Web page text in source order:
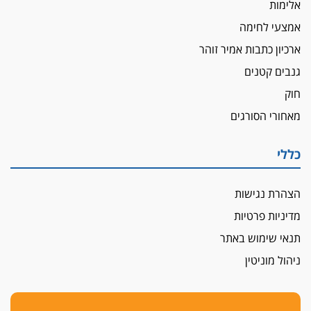
מחאת הפרקליטים והסנגורים
יצאו לשעה מבית המשפט ועמדו בחוץ לאות הזדהות
עם השופטים
הביקורת חוגגת
לפני נקיטת צעדים
ג'ת
חג שמח
כפר מנדא: עורך דין נעצר בחשד להחזקת שני אקדח
אלימות
אמצעי לחימה
ארכיון כתבות אמיר זוהר
גנבים קטנים
חוק
מאחורי הסורגים
כללי
הצהרת נגישות
מדיניות פרטיות
תנאי שימוש באתר
ניהול מוניטין